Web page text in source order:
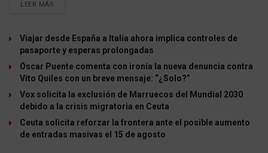
LEER MÁS
Viajar desde España a Italia ahora implica controles de
pasaporte y esperas prolongadas
Óscar Puente comenta con ironía la nueva denuncia contra
Vito Quiles con un breve mensaje: “¿Solo?”
Vox solicita la exclusión de Marruecos del Mundial 2030
debido a la crisis migratoria en Ceuta
Ceuta solicita reforzar la frontera ante el posible aumento
de entradas masivas el 15 de agosto